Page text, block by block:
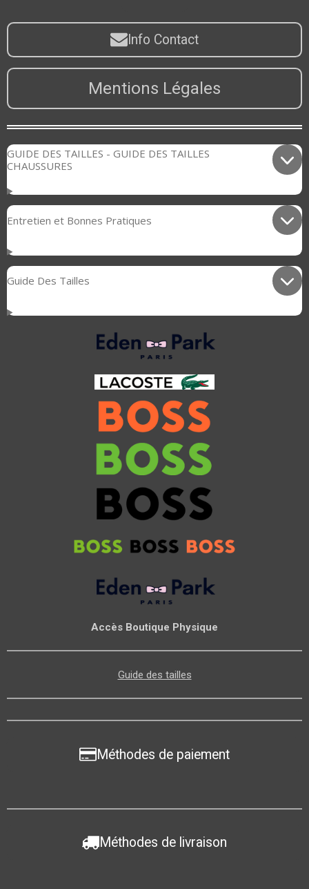
Info Contact
Mentions Légales
GUIDE DES TAILLES - GUIDE DES TAILLES
CHAUSSURES
Entretien et Bonnes Pratiques
Guide Des Tailles
Accès Boutique Physique
Guide des tailles
Méthodes de paiement
Méthodes de livraison